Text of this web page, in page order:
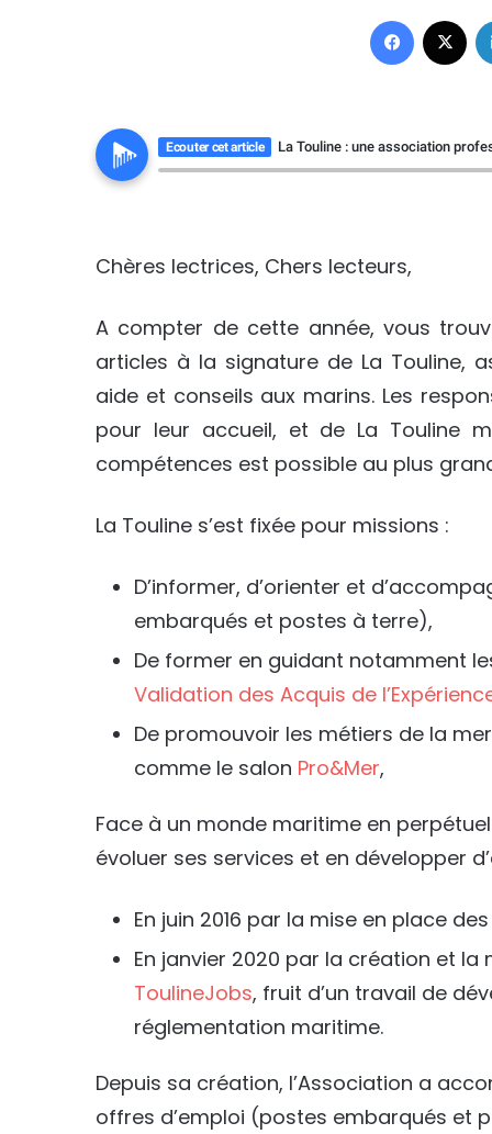
Facebook
Ecouter cet article La Touline : une association
Chères lectrices, Chers lecteurs,
A compter de cette année, vous
articles à la signature de La Touline,
aide et conseils aux marins. Les
pour leur accueil, et de La Touline
compétences est possible au plus
La Touline s’est fixée pour missions :
D’informer, d’orienter et
embarqués et postes à terre),
De former en guidant notamment
Validation des Acquis de
De promouvoir les métiers de la
comme le salon Pro&Mer,
Face à un monde maritime en
évoluer ses services et en développer
En juin 2016 par la mise en place
En janvier 2020 par la création et
ToulineJobs, fruit d’un travail de
réglementation maritime.
Depuis sa création, l’Association a
offres d’emploi (postes embarqués et